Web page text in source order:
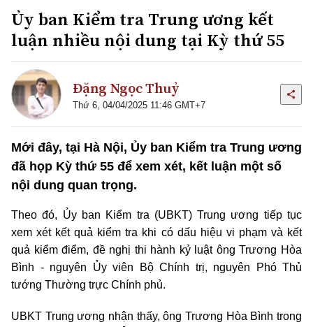
Ủy ban Kiểm tra Trung ương kết
luận nhiều nội dung tại Kỳ thứ 55
Đặng Ngọc Thuỷ
Thứ 6, 04/04/2025 11:46 GMT+7
Mới đây, tại Hà Nội, Ủy ban Kiểm tra Trung ương
đã họp Kỳ thứ 55 để xem xét, kết luận một số
nội dung quan trọng.
Theo đó, Ủy ban Kiểm tra (UBKT) Trung ương tiếp tục
xem xét kết quả kiểm tra khi có dấu hiệu vi phạm và kết
quả kiểm điểm, đề nghị thi hành kỷ luật ông Trương Hòa
Bình - nguyên Ủy viên Bộ Chính trị, nguyên Phó Thủ
tướng Thường trực Chính phủ.
UBKT Trung ương nhận thấy, ông Trương Hòa Bình trong